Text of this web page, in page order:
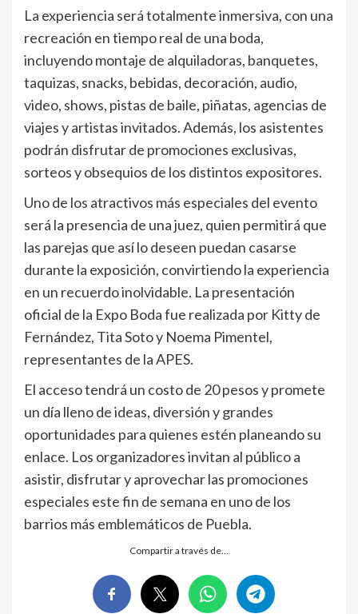
La experiencia será totalmente inmersiva, con una
recreación en tiempo real de una boda,
incluyendo montaje de alquiladoras, banquetes,
taquizas, snacks, bebidas, decoración, audio,
video, shows, pistas de baile, piñatas, agencias de
viajes y artistas invitados. Además, los asistentes
podrán disfrutar de promociones exclusivas,
sorteos y obsequios de los distintos expositores.
Uno de los atractivos más especiales del evento
será la presencia de una juez, quien permitirá que
las parejas que así lo deseen puedan casarse
durante la exposición, convirtiendo la experiencia
en un recuerdo inolvidable. La presentación
oficial de la Expo Boda fue realizada por Kitty de
Fernández, Tita Soto y Noema Pimentel,
representantes de la APES.
El acceso tendrá un costo de 20 pesos y promete
un día lleno de ideas, diversión y grandes
oportunidades para quienes estén planeando su
enlace. Los organizadores invitan al público a
asistir, disfrutar y aprovechar las promociones
especiales este fin de semana en uno de los
barrios más emblemáticos de Puebla.
Compartir a través de…